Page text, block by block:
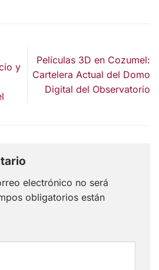
y
Películas 3D en Cozumel:
Cartelera Actual del Domo
Digital del Observatorio
electrónico no será
obligatorios están